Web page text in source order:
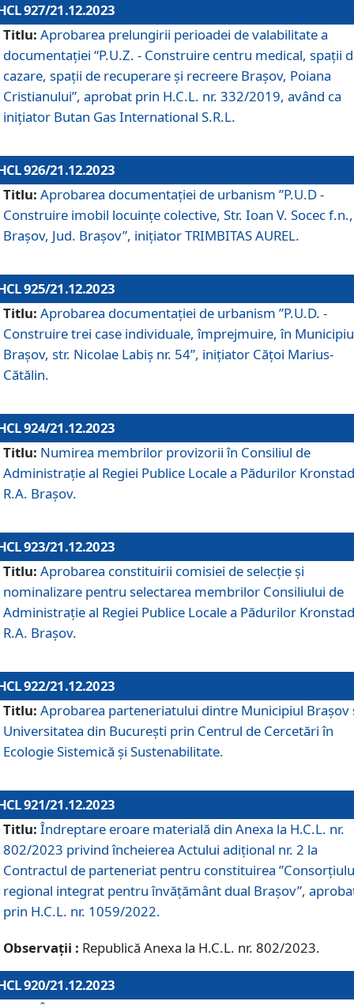
927/21.12.2023
Titlu: Aprobarea prelungirii perioadei de valabilitate a
documentaţiei “P.U.Z. - Construire centru medical, spații
cazare, spații de recuperare și recreere Brașov, Poiana
Cristianului”, aprobat prin H.C.L. nr. 332/2019, având ca
inițiator Butan Gas International S.R.L.
926/21.12.2023
Titlu: Aprobarea documentaţiei de urbanism ”P.U.D -
Construire imobil locuințe colective, Str. Ioan V. Socec f.n.,
Brașov, Jud. Brașov”, inițiator TRIMBITAS AUREL.
925/21.12.2023
Titlu: Aprobarea documentaţiei de urbanism ”P.U.D. -
Construire trei case individuale, împrejmuire, în
Brașov, str. Nicolae Labiș nr. 54”, inițiator Cățoi Marius-
Cătălin.
924/21.12.2023
Titlu: Numirea membrilor provizorii în Consiliul de
Administraţie al Regiei Publice Locale a Pădurilor
R.A. Brașov.
923/21.12.2023
Titlu: Aprobarea constituirii comisiei de selecție și
nominalizare pentru selectarea membrilor Consiliului de
Administrație al Regiei Publice Locale a Pădurilor
R.A. Brașov.
922/21.12.2023
Titlu: Aprobarea parteneriatului dintre Municipiul Brașov
Universitatea din București prin Centrul de Cercetări în
Ecologie Sistemică și Sustenabilitate.
921/21.12.2023
Titlu: Îndreptare eroare materială din Anexa la H.C.L. nr.
802/2023 privind încheierea Actului adițional nr. 2 la
Contractul de parteneriat pentru constituirea
regional integrat pentru învățământ dual Brașov”,
prin H.C.L. nr. 1059/2022.
Observații : Republică Anexa la H.C.L. nr. 802/2023.
920/21.12.2023